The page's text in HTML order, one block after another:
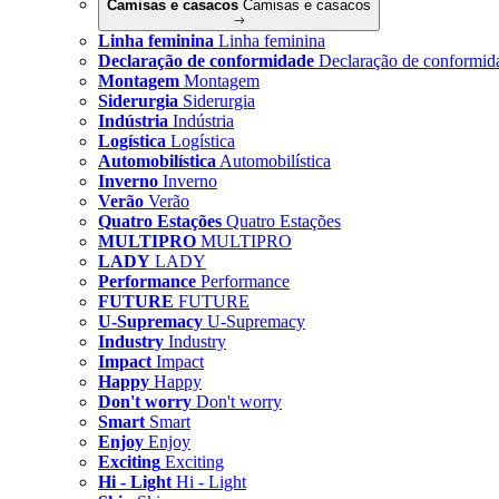
Camisas e casacos Camisas e casacos
Linha feminina Linha feminina
Declaração de conformidade Declaração de
Montagem Montagem
Siderurgia Siderurgia
Indústria Indústria
Logística Logística
Automobilística Automobilística
Inverno Inverno
Verão Verão
Quatro Estações Quatro Estações
MULTIPRO MULTIPRO
LADY LADY
Performance Performance
FUTURE FUTURE
U-Supremacy U-Supremacy
Industry Industry
Impact Impact
Happy Happy
Don't worry Don't worry
Smart Smart
Enjoy Enjoy
Exciting Exciting
Hi - Light Hi - Light